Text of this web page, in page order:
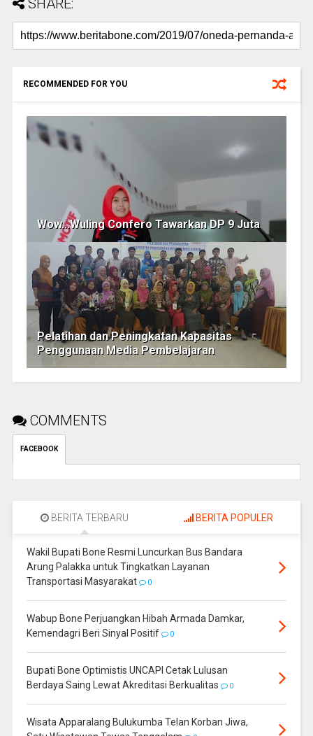
RECOMMENDED FOR YOU
Wow...Wuling Confero Tawarkan DP 9 Juta
Pelatihan dan Peningkatan Kapasitas
Penggunaan Media Pembelajaran
COMMENTS
FACEBOOK
BERITA TERBARU BERITA POPULER
Wakil Bupati Bone Resmi Luncurkan Bus Bandara
Arung Palakka untuk Tingkatkan Layanan
Transportasi Masyarakat
0
Wabup Bone Perjuangkan Hibah Armada Damkar,
Kemendagri Beri Sinyal Positif
0
Bupati Bone Optimistis UNCAPI Cetak Lulusan
Berdaya Saing Lewat Akreditasi Berkualitas
0
Wisata Apparalang Bulukumba Telan Korban Jiwa,